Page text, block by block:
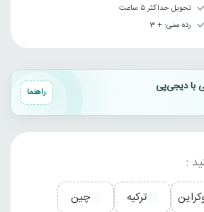
تحویل حداکثر ۵ ساعت
رده سنی‌: + 3
با دیجی‌پی راهنما
:
ترکیه
چین